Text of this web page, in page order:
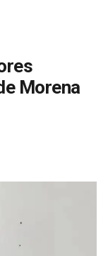
Morena